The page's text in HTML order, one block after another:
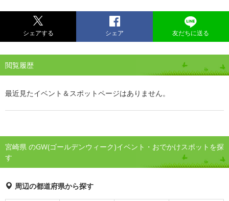
シェアする シェア 友だちに送る
閲覧履歴
最近見たイベント＆スポットページはありません。
宮崎県 のGW(ゴールデンウィーク)イベント・おでかけスポットを探
す
周辺の都道府県から探す